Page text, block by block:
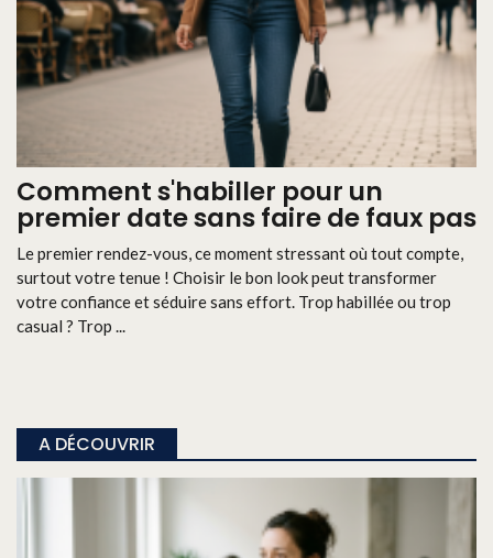
Comment s'habiller pour un
premier date sans faire de faux pas
Le premier rendez-vous, ce moment stressant où tout compte,
surtout votre tenue ! Choisir le bon look peut transformer
votre confiance et séduire sans effort. Trop habillée ou trop
casual ? Trop ...
A DÉCOUVRIR